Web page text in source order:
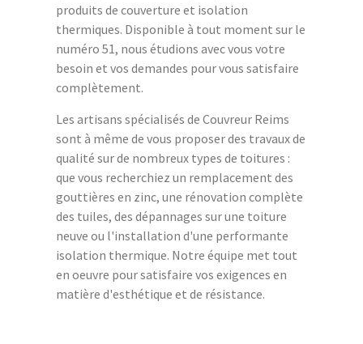
produits de couverture et isolation
thermiques. Disponible à tout moment sur le
numéro 51, nous étudions avec vous votre
besoin et vos demandes pour vous satisfaire
complètement.
Les artisans spécialisés de Couvreur Reims
sont à même de vous proposer des travaux de
qualité sur de nombreux types de toitures :
que vous recherchiez un remplacement des
gouttières en zinc, une rénovation complète
des tuiles, des dépannages sur une toiture
neuve ou l'installation d'une performante
isolation thermique. Notre équipe met tout
en oeuvre pour satisfaire vos exigences en
matière d'esthétique et de résistance.